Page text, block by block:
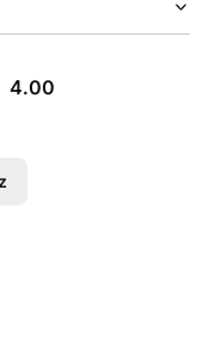
4.00